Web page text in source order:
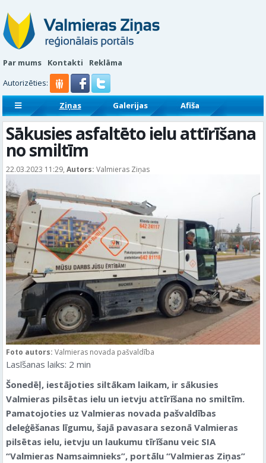
Par mums Kontakti
Reklāma
Autorizēties:
Ziņas Galerijas
Afiša
Sludinājumi
Reklāmraksti
Sākusies asfaltēto ielu attīrīšana
no smiltīm
22.03.2023 11:29, Autors: Valmieras Ziņas
Foto autors: Valmieras novada pašvaldība
Lasīšanas laiks: 2 min
Šonedēļ, iestājoties siltākam laikam, ir sākusies
Valmieras pilsētas ielu un ietvju attīrīšana no smiltīm.
Pamatojoties uz Valmieras novada pašvaldības
deleģēšanas līgumu, šajā pavasara sezonā Valmieras
pilsētas ielu, ietvju un laukumu tīrīšanu veic SIA
“Valmieras Namsaimnieks”, portālu “Valmieras Ziņas”